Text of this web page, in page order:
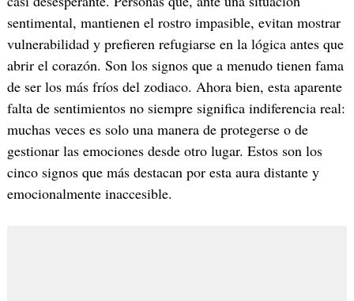
sentimental, mantienen el rostro impasible, evitan mostrar
vulnerabilidad y prefieren refugiarse en la lógica antes que
abrir el corazón. Son los signos que a menudo tienen fama
de ser los más fríos del zodiaco. Ahora bien, esta aparente
falta de sentimientos no siempre significa indiferencia real:
muchas veces es solo una manera de protegerse o de
gestionar las emociones desde otro lugar. Estos son los
cinco signos que más destacan por esta aura distante y
emocionalmente inaccesible.